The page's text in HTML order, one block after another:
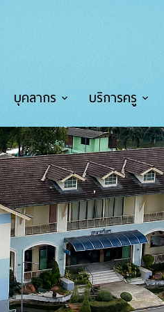
บุคลากร บริการครู